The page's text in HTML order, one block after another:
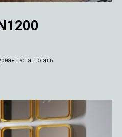
паста, поталь